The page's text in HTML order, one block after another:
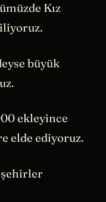
Kız
büyük
ekleyince
elde ediyoruz.